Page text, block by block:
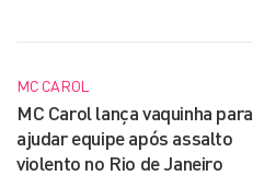
MC CAROL
MC Carol lança vaquinha para
ajudar equipe após assalto
violento no Rio de Janeiro